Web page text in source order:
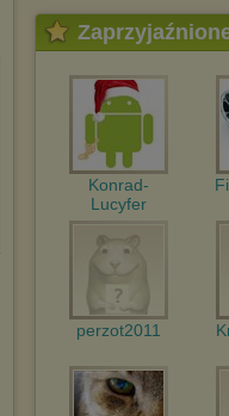
Konrad-
Lucyfer
perzot2011